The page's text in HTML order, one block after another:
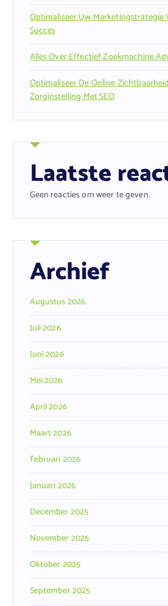
Optimaliseer Uw Marketingstrategie
Succes
Alles Over Effectief Zoekmachine
Optimaliseer De Online
Zorginstelling Met SEO
Laatste
Geen reacties om weer te geven.
Archief
Augustus 2026
Juli 2026
Juni 2026
Mei 2026
April 2026
Maart 2026
Februari 2026
Januari 2026
December 2025
November 2025
Oktober 2025
September 2025